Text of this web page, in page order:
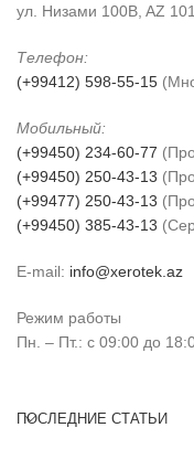
ул. Низами 100B, AZ
Телефон:
(+99412) 598-55-15
Мобильный:
(+99450) 234-60-77
(+99450) 250-43-13
(+99477) 250-43-13
(+99450) 385-43-13
E-mail: info@xerotek.az
Режим работы
Пн. – Пт.: с 09:00 до
ПОСЛЕДНИЕ СТАТЬИ